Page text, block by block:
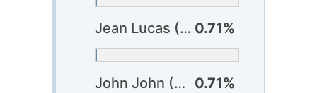
Jean Lucas (Bahia) 0.71%
John John (Bragantino) ? 0.71%